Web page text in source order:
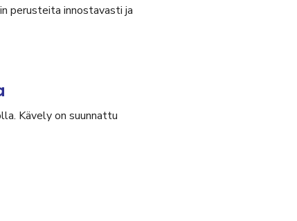
perusteita innostavasti ja
Kävely on suunnattu